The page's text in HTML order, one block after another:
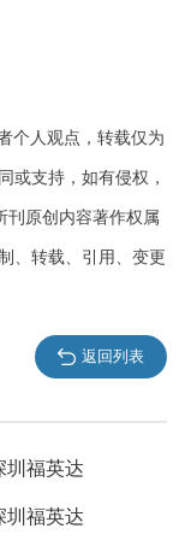
个人观点，转载仅为
或支持，如有侵权，
刊原创内容著作权属
、转载、引用、变更
返回列表
圳福英达
圳福英达